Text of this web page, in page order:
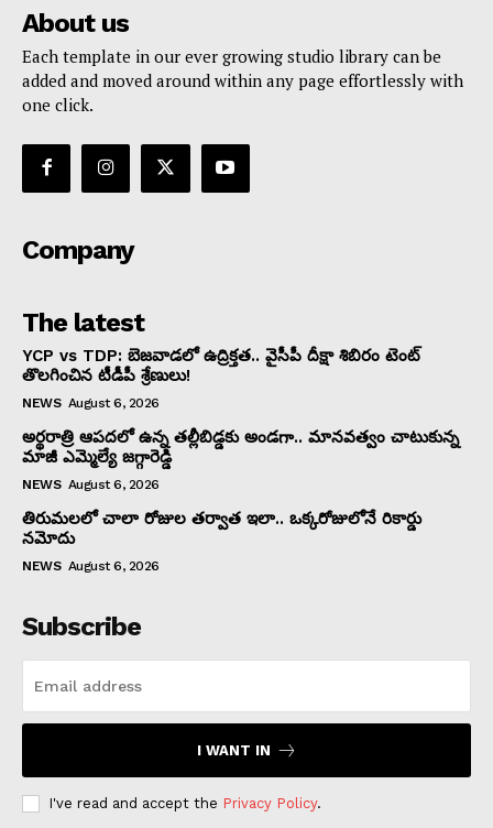
About us
Each template in our ever growing studio library can be
added and moved around within any page effortlessly with
one click.
Company
The latest
YCP vs TDP: బెజవాడలో ఉద్రిక్తత.. వైసీపీ దీక్షా శిబిరం టెంట్
తొలగించిన టీడీపీ శ్రేణులు!
NEWS August 6, 2026
అర్థరాత్రి ఆపదలో ఉన్న తల్లీబిడ్డకు అండగా.. మానవత్వం చాటుకున్న
మాజీ ఎమ్మెల్యే జగ్గారెడ్డి
NEWS August 6, 2026
తిరుమలలో చాలా రోజుల తర్వాత ఇలా.. ఒక్కరోజులోనే రికార్డు
నమోదు
NEWS August 6, 2026
Subscribe
I WANT IN
I've read and accept the Privacy Policy.